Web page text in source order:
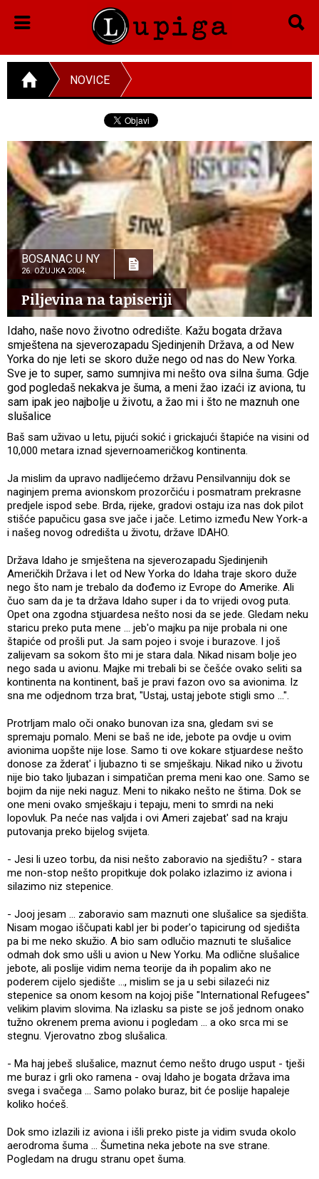
NOVICE
BOSANAC U NY
26. OŽUJKA 2004.
Piljevina na tapiseriji
Idaho, naše novo životno odredište. Kažu bogata država
smještena na sjeverozapadu Sjedinjenih Država, a od New
Yorka do nje leti se skoro duže nego od nas do New Yorka.
Sve je to super, samo sumnjiva mi nešto ova silna šuma. Gdje
god pogledaš nekakva je šuma, a meni žao izaći iz aviona, tu
sam ipak jeo najbolje u životu, a žao mi i što ne maznuh one
slušalice
Baš sam uživao u letu, pijući sokić i grickajući štapiće na visini od
10,000 metara iznad sjevernoameričkog kontinenta.
Ja mislim da upravo nadlijećemo državu Pensilvanniju dok se
naginjem prema avionskom prozorčiću i posmatram prekrasne
predjele ispod sebe. Brda, rijeke, gradovi ostaju iza nas dok pilot
stišće papučicu gasa sve jače i jače. Letimo između New York-a
i našeg novog odredišta u životu, države IDAHO.
Država Idaho je smještena na sjeverozapadu Sjedinjenih
Američkih Država i let od New Yorka do Idaha traje skoro duže
nego što nam je trebalo da dođemo iz Evrope do Amerike. Ali
čuo sam da je ta država Idaho super i da to vrijedi ovog puta.
Opet ona zgodna stjuardesa nešto nosi da se jede. Gledam neku
staricu preko puta mene ... jeb'o majku pa nije probala ni one
štapiće od prošli put. Ja sam pojeo i svoje i burazove. I još
zalijevam sa sokom što mi je stara dala. Nikad nisam bolje jeo
nego sada u avionu. Majke mi trebali bi se češće ovako seliti sa
kontinenta na kontinent, baš je pravi fazon ovo sa avionima. Iz
sna me odjednom trza brat, "Ustaj, ustaj jebote stigli smo ...".
Protrljam malo oči onako bunovan iza sna, gledam svi se
spremaju pomalo. Meni se baš ne ide, jebote pa ovdje u ovim
avionima uopšte nije lose. Samo ti ove kokare stjuardese nešto
donose za žderat' i ljubazno ti se smješkaju. Nikad niko u životu
nije bio tako ljubazan i simpatičan prema meni kao one. Samo se
bojim da nije neki naguz. Meni to nikako nešto ne štima. Dok se
one meni ovako smješkaju i tepaju, meni to smrdi na neki
lopovluk. Pa neće nas valjda i ovi Ameri zajebat' sad na kraju
putovanja preko bijelog svijeta.
- Jesi li uzeo torbu, da nisi nešto zaboravio na sjedištu? - stara
me non-stop nešto propitkuje dok polako izlazimo iz aviona i
silazimo niz stepenice.
- Jooj jesam ... zaboravio sam maznuti one slušalice sa sjedišta.
Nisam mogao iščupati kabl jer bi poder'o tapicirung od sjedišta
pa bi me neko skužio. A bio sam odlučio maznuti te slušalice
odmah dok smo ušli u avion u New Yorku. Ma odlične slušalice
jebote, ali poslije vidim nema teorije da ih popalim ako ne
poderem cijelo sjedište ..., mislim se ja u sebi silazeći niz
stepenice sa onom kesom na kojoj piše "International Refugees"
velikim plavim slovima. Na izlasku sa piste se još jednom onako
tužno okrenem prema avionu i pogledam ... a oko srca mi se
stegnu. Vjerovatno zbog slušalica.
- Ma haj jebeš slušalice, maznut ćemo nešto drugo usput - tješi
me buraz i grli oko ramena - ovaj Idaho je bogata država ima
svega i svačega ... Samo polako buraz, bit će poslije hapaleje
koliko hoćeš.
Dok smo izlazili iz aviona i išli preko piste ja vidim svuda okolo
aerodroma šuma ... Šumetina neka jebote na sve strane.
Pogledam na drugu stranu opet šuma.